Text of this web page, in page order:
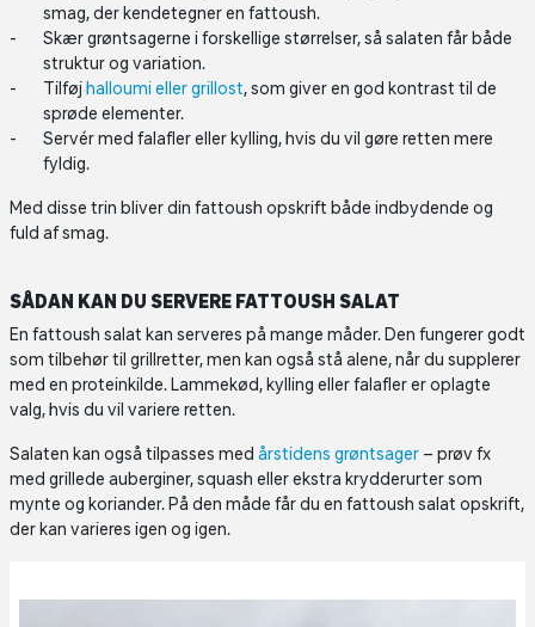
smag, der kendetegner en fattoush.
Skær grøntsagerne i forskellige størrelser, så salaten får både
struktur og variation.
Tilføjhalloumi eller grillost, som giver en god kontrast til de
sprøde elementer.
Servér med falafler eller kylling, hvis du vil gøre retten mere
fyldig.
Med disse trin bliver din fattoush opskrift både indbydende og
fuld af smag.
SÅDAN KAN DU SERVERE FATTOUSH SALAT
En fattoush salat kan serveres på mange måder. Den fungerer godt
som tilbehør til grillretter, men kan også stå alene, når du supplerer
med en proteinkilde. Lammekød, kylling eller falafler er oplagte
valg, hvis du vil variere retten.
Salaten kan også tilpasses med årstidens grøntsager – prøv fx
med grillede auberginer, squash eller ekstra krydderurter som
mynte og koriander. På den måde får du en fattoush salat opskrift,
der kan varieres igen og igen.